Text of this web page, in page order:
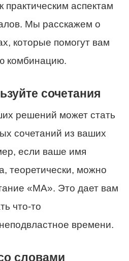
практическим аспектам
Мы расскажем о
которые помогут вам
комбинацию.
сочетания
решений может стать
сочетаний из ваших
если ваше имя
теоретически, можно
«МА». Это дает вам
что-то
времени.
словами